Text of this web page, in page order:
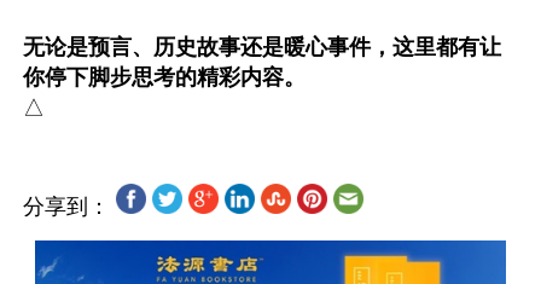
无论是预言、历史故事还是暖心事件，这里都有让
你停下脚步思考的精彩内容。
分享到：